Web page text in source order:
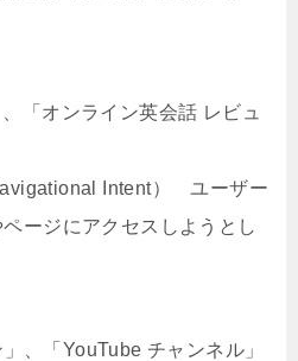
「オンライン英会話 レビュ
Intent） ユーザー
ージにアクセスしようとし
、「YouTube チャンネル」